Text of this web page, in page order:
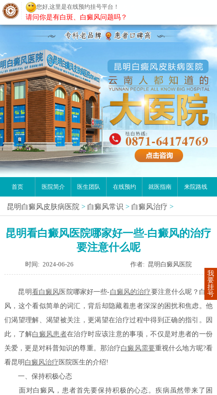
昆明白癜风医院
首页 医院简介 医生团队 在线预约 就医指南 来院路线
昆明白癜风皮肤病医院 > 白癜风常识 > 白癜风治疗 >
昆明看白癜风医院哪家好一些-白癜风的治疗
要注意什么呢
时间: 2024-06-26 作者: 昆明白癜风医院
昆明看白癜风 医院哪家好一些-白癜风的治疗要注意什么呢？白癜
风，这个看似简单的词汇，背后却隐藏着患者深深的困扰和焦虑。他
们渴望理解、渴望被关注，更渴望在治疗过程中得到正确的指引。因
此，了解白癜风患者在治疗时应该注意的事项，不仅是对患者的一份
关爱，更是对科普知识的尊重。那治疗白癜风需要重视什么地方呢?看
看昆明 白癜风治疗 医院医生的介绍!
一、保持积极心态
面对白癜风，患者首先要保持积极的心态。疾病虽然带来了困
我
要
挂
号
您好,这里是在线预约挂号平台！
请问你是有白斑、白癜风问题吗？